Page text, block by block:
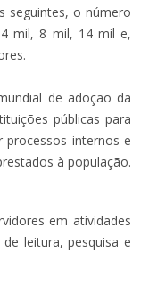
seguintes, o número
mil, 8 mil, 14 mil e,
de adoção da
públicas para
processos internos e
à população.
em atividades
leitura, pesquisa e